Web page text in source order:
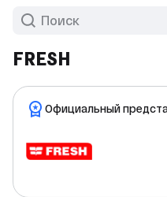
FRESH
Официальный